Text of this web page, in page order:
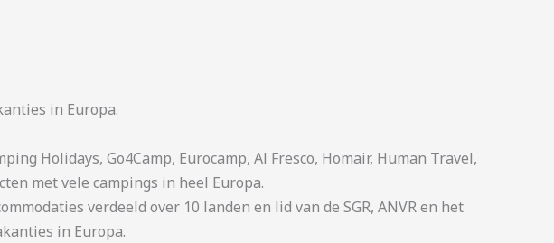
in Europa.
Holidays, Go4Camp, Eurocamp, Al Fresco, Homair, Human Travel,
met vele campings in heel Europa.
verdeeld over 10 landen en lid van de SGR, ANVR en het
in Europa.